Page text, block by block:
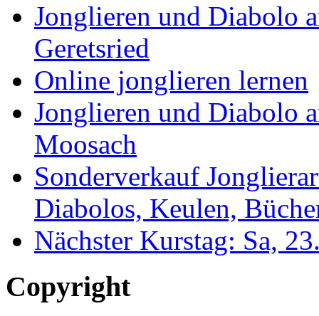
Jonglieren und Diabolo
Geretsried
Online jonglieren lernen
Jonglieren und Diabolo
Moosach
Sonderverkauf
Diabolos, Keulen,
Nächster Kurstag: Sa,
Copyright